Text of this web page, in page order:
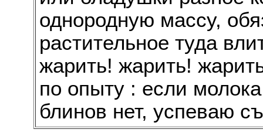
однородную массу,
растительное туда
жарить! жарить!
по опыту : если
блинов нет, успеваю